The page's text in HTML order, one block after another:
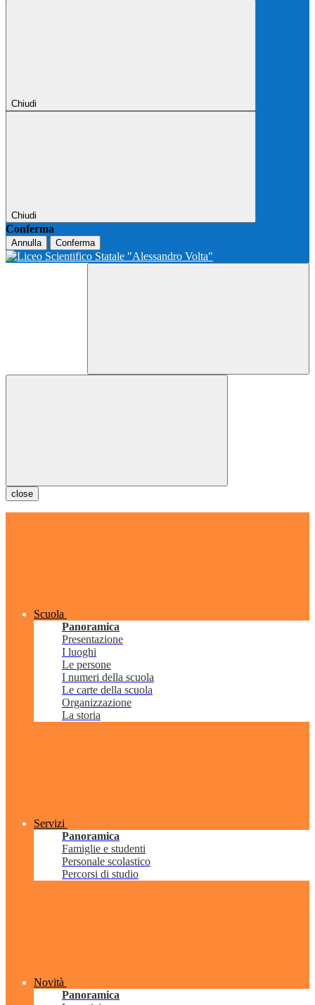
Chiudi
Chiudi
Conferma
Annulla Conferma
close
Scuola
Panoramica
Presentazione
I luoghi
Le persone
I numeri della scuola
Le carte della scuola
Organizzazione
La storia
Servizi
Panoramica
Famiglie e studenti
Personale scolastico
Percorsi di studio
Novità
Panoramica